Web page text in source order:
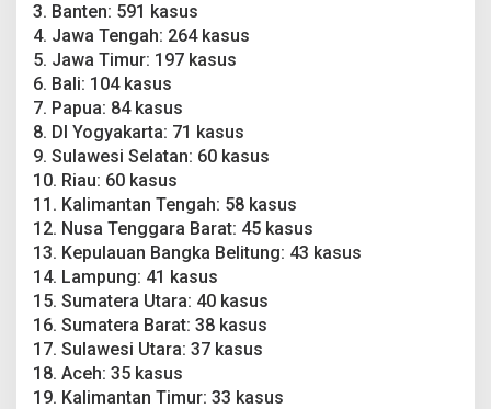
S
u
t
r
a
N
a
k
2
1
K
a
s
u
s
3. Banten: 591 kasus
4. Jawa Tengah: 264 kasus
5. Jawa Timur: 197 kasus
6. Bali: 104 kasus
7. Papua: 84 kasus
8. DI Yogyakarta: 71 kasus
9. Sulawesi Selatan: 60 kasus
10. Riau: 60 kasus
11. Kalimantan Tengah: 58 kasus
12. Nusa Tenggara Barat: 45 kasus
13. Kepulauan Bangka Belitung: 43 kasus
14. Lampung: 41 kasus
15. Sumatera Utara: 40 kasus
16. Sumatera Barat: 38 kasus
17. Sulawesi Utara: 37 kasus
18. Aceh: 35 kasus
19. Kalimantan Timur: 33 kasus